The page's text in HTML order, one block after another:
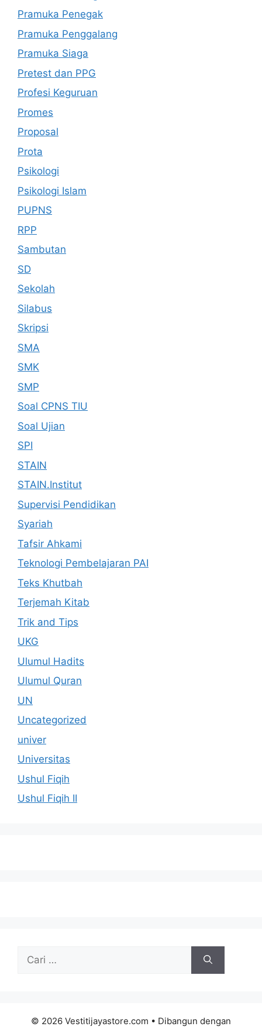
Pramuka Penegak
Pramuka Penggalang
Pramuka Siaga
Pretest dan PPG
Profesi Keguruan
Promes
Proposal
Prota
Psikologi
Psikologi Islam
PUPNS
RPP
Sambutan
SD
Sekolah
Silabus
Skripsi
SMA
SMK
SMP
Soal CPNS TIU
Soal Ujian
SPI
STAIN
STAIN.Institut
Supervisi Pendidikan
Syariah
Tafsir Ahkami
Teknologi Pembelajaran PAI
Teks Khutbah
Terjemah Kitab
Trik and Tips
UKG
Ulumul Hadits
Ulumul Quran
UN
Uncategorized
univer
Universitas
Ushul Fiqih
Ushul Fiqih II
Cari
© 2026 Vestitijayastore.com • Dibangun dengan